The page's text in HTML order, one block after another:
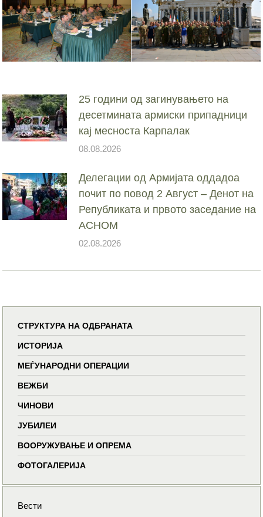
25 години од загинувањето на
десетмината армиски припадници
кај месноста Карпалак
08.08.2026
Делегации од Армијата оддадоа
почит по повод 2 Август – Денот на
Републиката и првото заседание на
АСНОМ
02.08.2026
СТРУКТУРА НА ОДБРАНАТА
ИСТОРИЈА
МЕЃУНАРОДНИ ОПЕРАЦИИ
ВЕЖБИ
ЧИНОВИ
ЈУБИЛЕИ
ВООРУЖУВАЊЕ И ОПРЕМА
ФОТОГАЛЕРИЈА
Вести